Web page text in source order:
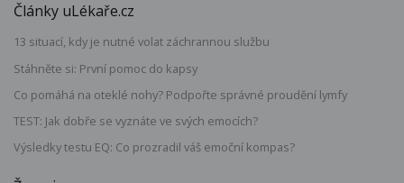
Články uLékaře.cz
13 situací, kdy je nutné volat záchrannou službu
Stáhněte si: První pomoc do kapsy
Co pomáhá na oteklé nohy? Podpořte správné proudění lymfy
TEST: Jak dobře se vyznáte ve svých emocích?
Výsledky testu EQ: Co prozradil váš emoční kompas?